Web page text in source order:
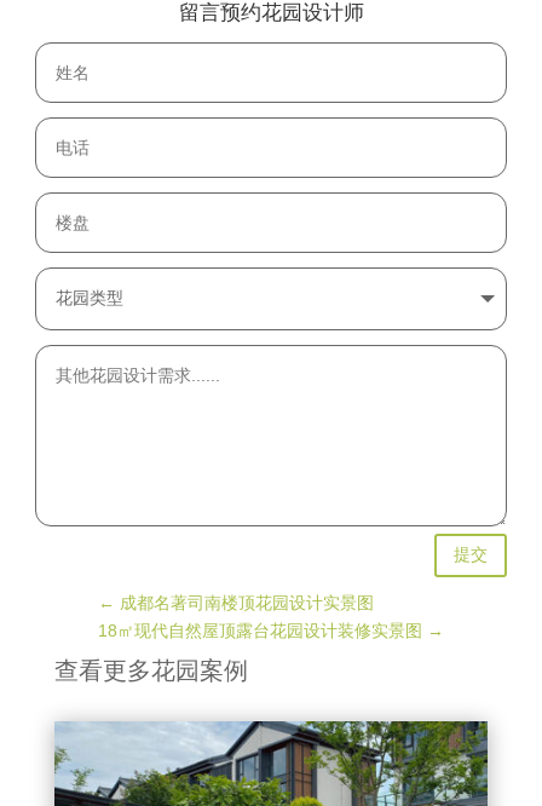
留言预约花园设计师
提交
← 成都名著司南楼顶花园设计实景图
18㎡现代自然屋顶露台花园设计装修实景图 →
查看更多花园案例